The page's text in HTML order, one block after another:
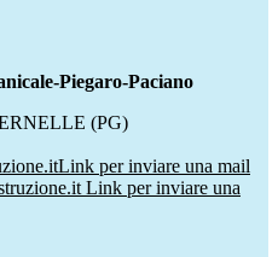
Piegaro-Paciano
(PG)
Link per inviare una mail
Link per inviare una